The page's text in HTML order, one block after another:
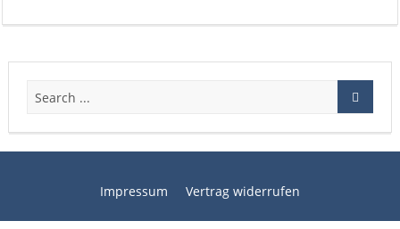
Impressum Vertrag widerrufen